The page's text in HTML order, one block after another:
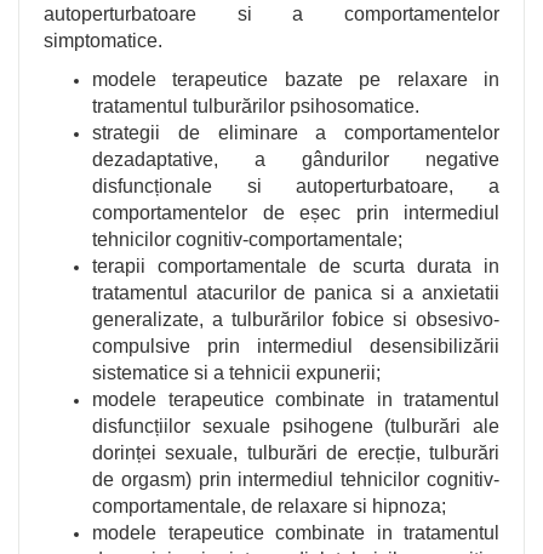
autoperturbatoare si a comportamentelor
simptomatice.
modele terapeutice bazate pe relaxare in
tratamentul tulburărilor psihosomatice.
strategii de eliminare a comportamentelor
dezadaptative, a gândurilor negative
disfuncționale si autoperturbatoare, a
comportamentelor de eșec prin intermediul
tehnicilor cognitiv-comportamentale;
terapii comportamentale de scurta durata in
tratamentul atacurilor de panica si a anxietatii
generalizate, a tulburărilor fobice si obsesivo-
compulsive prin intermediul desensibilizării
sistematice si a tehnicii expunerii;
modele terapeutice combinate in tratamentul
disfuncțiilor sexuale psihogene (tulburări ale
dorinței sexuale, tulburări de erecție, tulburări
de orgasm) prin intermediul tehnicilor cognitiv-
comportamentale, de relaxare si hipnoza;
modele terapeutice combinate in tratamentul